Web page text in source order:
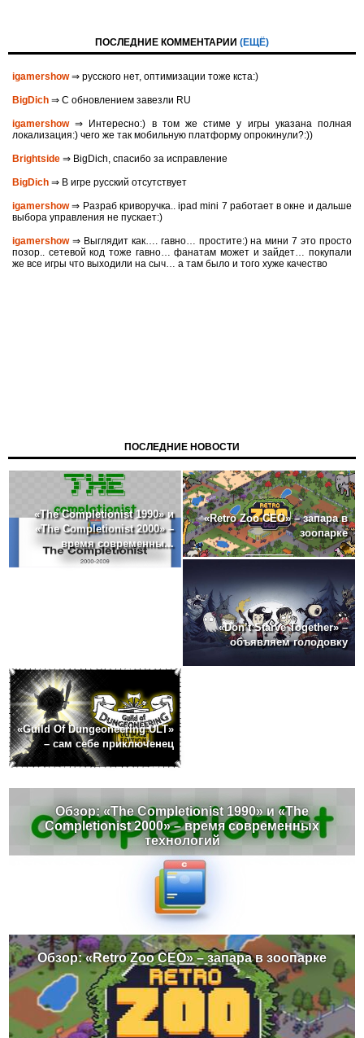
ПОСЛЕДНИЕ КОММЕНТАРИИ (ЕЩЁ)
igamershow⇒ русского нет, оптимизации тоже кста:)
BigDich ⇒ С обновлением завезли RU
igamershow⇒ Интересно:) в том же стиме у игры указана полная
локализация:) чего же так мобильную платформу опрокинули?:))
Brightside ⇒ BigDich, спасибо за исправление
BigDich ⇒ В игре русский отсутствует
igamershow⇒ Разраб криворучка.. ipad mini 7 работает в окне и дальше
выбора управления не пускает:)
igamershow⇒ Выглядит как…. гавно… простите:) на мини 7 это просто
позор.. сетевой код тоже гавно… фанатам может и зайдет… покупали
же все игры что выходили на сыч… а там было и того хуже качество
ПОСЛЕДНИЕ НОВОСТИ
«The Completionist 1990» и
«The Completionist 2000» –
время современны...
«Retro Zoo CEO» – запара в
зоопарке
«Don’t Starve Together» –
объявляем голодовку
«Guild Of Dungeoneering ULT»
– сам себе приключенец
Обзор: «The Completionist 1990» и «The
Completionist 2000» – время современных
технологий
Обзор: «Retro Zoo CEO» – запара в зоопарке